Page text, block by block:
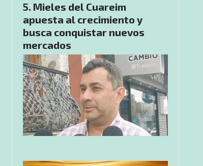
Mieles del Cuareim
apuesta al crecimiento y
busca conquistar nuevos
mercados